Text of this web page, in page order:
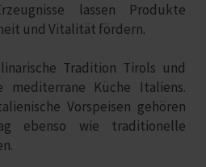
lassen Produkte
und Vitalität fördern.
Tradition Tirols und
mediterrane Küche Italiens.
Vorspeisen gehören
ebenso wie traditionelle